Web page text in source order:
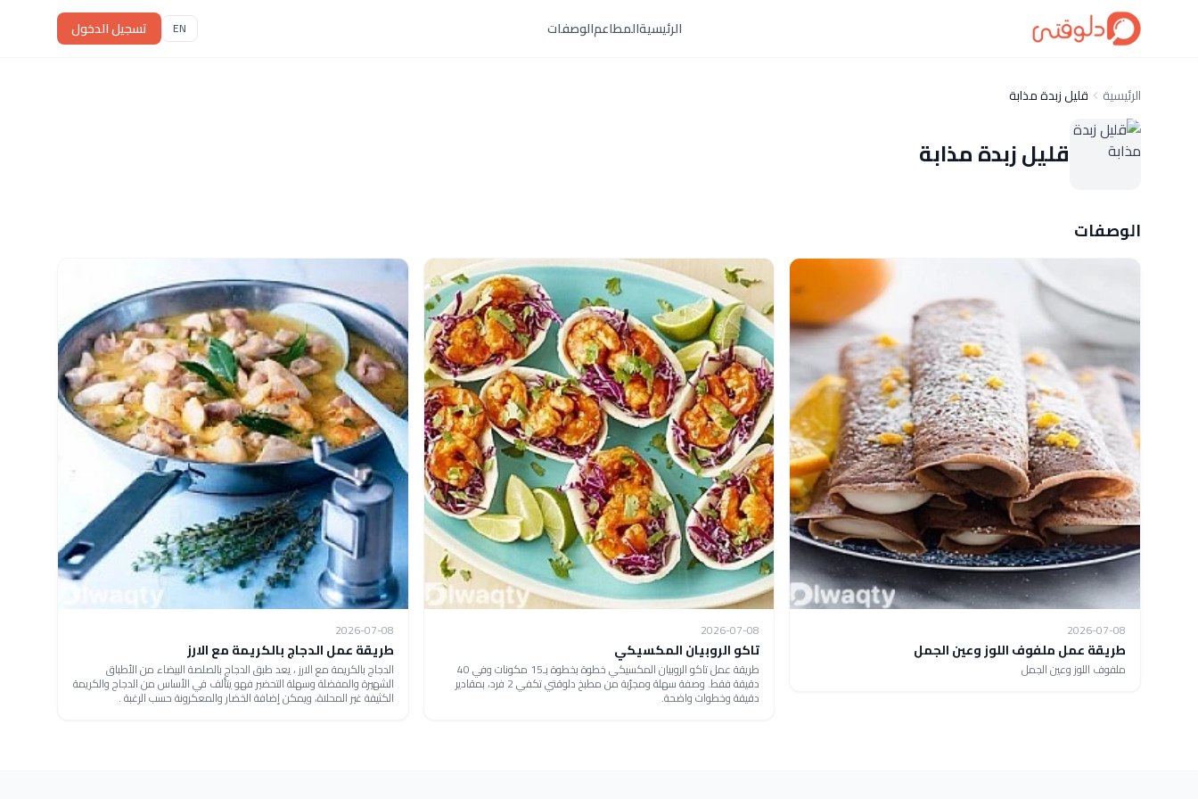
الرئيسيةالمطاعمالوصفات EN تسجيل الدخول
الرئيسية قليل زبدة مذابة
قليل زبدة مذابة
الوصفات
2026-07-08
طريقة عمل ملفوف اللوز وعين الجمل
ملفوف اللوز وعين الجمل
2026-07-08
تاكو الروبيان المكسيكي
طريقة عمل تاكو الروبيان المكسيكي خطوة بخطوة بـ15 مكونات وفي 40
دقيقة فقط. وصفة سهلة ومجرّبة من مطبخ دلوقتي تكفي 2 فرد، بمقادير
دقيقة وخطوات واضحة.
2026-07-08
طريقة عمل الدجاج بالكريمة مع الارز
الدجاج بالكريمة مع الارز ، يعد طبق الدجاج بالصلصة البيضاء من الأطباق
الشهيرة والمفضلة وسهلة التحضير فهو يتألف في الأساس من الدجاج والكريمة
الكثيفة غير المحلاة، ويمكن إضافة الخضار والمعكرونة حسب الرغبة .